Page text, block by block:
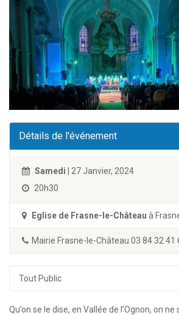
Détails de l'événement
Samedi | 27 Janvier, 2024
20h30
Eglise de Frasne-le-Château à
Mairie Frasne-le-Château 03 84 32 41
Tout Public
Qu’on se le dise, en Vallée de l’Ognon, on ne